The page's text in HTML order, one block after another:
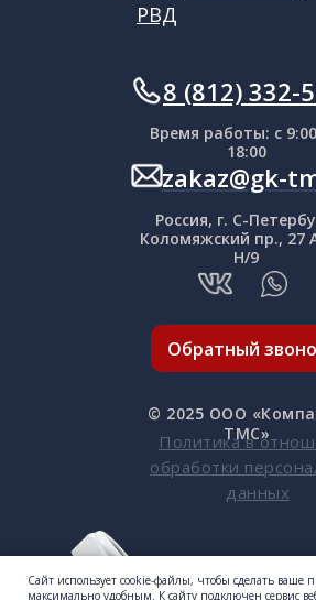
Время работы: с
18:00
Россия, г. С-
Коломяжский пр., 27
Н/9
© 2025 OOO
ТМС»
Политика в
обработки
данных
Обратный
zakaz@gk-
ㅤㅤ8 (812)
РВД
Сайт использует cookie-файлы, чтобы сделать ваше
максимально удобным. К cайту подключен сервис